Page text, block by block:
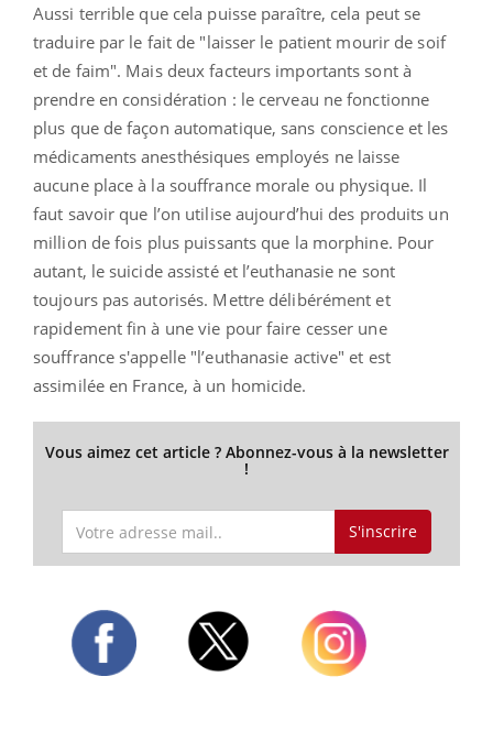
Aussi terrible que cela puisse paraître, cela peut se
traduire par le fait de "laisser le patient mourir de soif
et de faim". Mais deux facteurs importants sont à
prendre en considération : le cerveau ne fonctionne
plus que de façon automatique, sans conscience et les
médicaments anesthésiques employés ne laisse
aucune place à la souffrance morale ou physique. Il
faut savoir que l’on utilise aujourd’hui des produits un
million de fois plus puissants que la morphine. Pour
autant, le suicide assisté et l’euthanasie ne sont
toujours pas autorisés. Mettre délibérément et
rapidement fin à une vie pour faire cesser une
souffrance s'appelle "l’euthanasie active" et est
assimilée en France, à un homicide.
Vous aimez cet article ? Abonnez-vous à la newsletter
!
S'inscrire